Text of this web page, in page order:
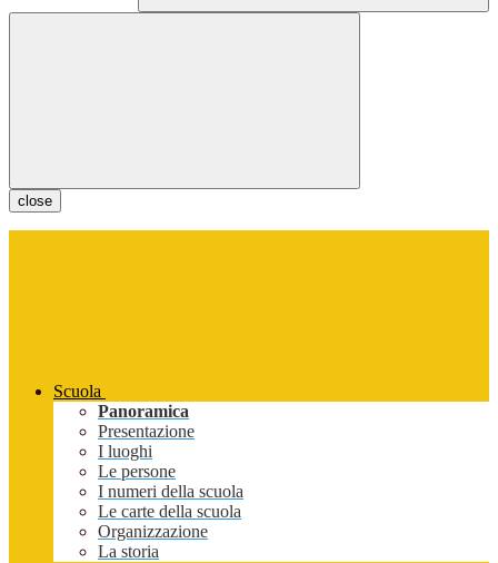
close
Scuola
Panoramica
Presentazione
I luoghi
Le persone
I numeri della scuola
Le carte della scuola
Organizzazione
La storia